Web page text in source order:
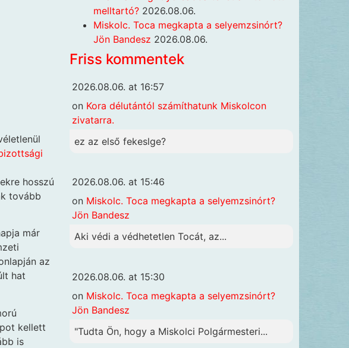
hosszú
tovább
már
az
hat
kellett
is
melltartó? 2026.08.06.
Miskolc. Toca megkapta a selyemzsinórt?
Jön Bandesz 2026.08.06.
Friss kommentek
2026.08.06. at 16:57
on Kora délutántól számíthatunk Miskolcon
zivatarra.
ez az első fekeslge?
2026.08.06. at 15:46
on Miskolc. Toca megkapta a selyemzsinórt?
Jön Bandesz
Aki védi a védhetetlen Tocát, az...
2026.08.06. at 15:30
on Miskolc. Toca megkapta a selyemzsinórt?
Jön Bandesz
"Tudta Ön, hogy a Miskolci Polgármesteri...